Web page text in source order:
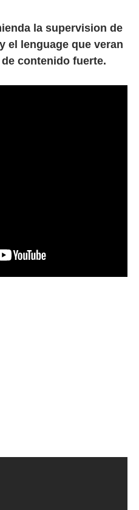
la supervision de
el lenguage que veran
contenido fuerte.